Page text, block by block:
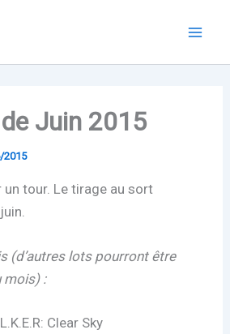
Juin 2015
2015
un tour. Le tirage au sort
(d’autres lots pourront être
mois) :
Clear Sky